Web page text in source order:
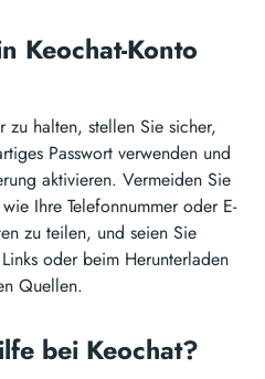
Keochat-Konto
zu halten, stellen Sie sicher,
Passwort verwenden und
aktivieren. Vermeiden Sie
Ihre Telefonnummer oder E-
zu teilen, und seien Sie
oder beim Herunterladen
Quellen.
bei Keochat?